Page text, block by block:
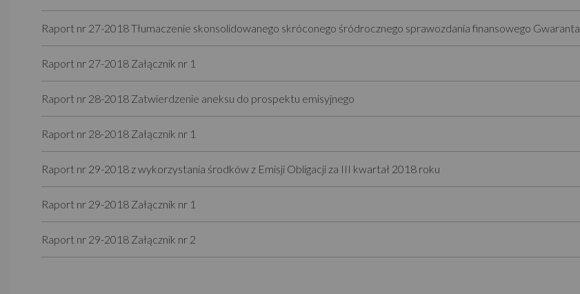
Raport nr 27-2018 Tłumaczenie skonsolidowanego skróconego śródrocznego sprawozdania finansowego Gwaranta
Raport nr 27-2018 Załącznik nr 1
Raport nr 28-2018 Zatwierdzenie aneksu do prospektu emisyjnego
Raport nr 28-2018 Załącznik nr 1
Raport nr 29-2018 z wykorzystania środków z Emisji Obligacji za III kwartał 2018 roku
Raport nr 29-2018 Załącznik nr 1
Raport nr 29-2018 Załącznik nr 2